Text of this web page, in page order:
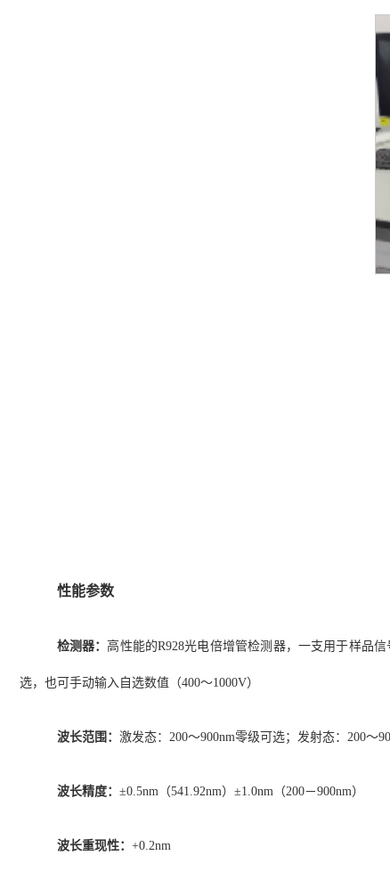
性能参数
检测器：高性能的R928光电倍增管检测器，一支用于样品
选，也可手动输入自选数值（400～1000V）
波长范围： 激发态：200～900nm零级可选；发射态：200～
波长精度： ±0.5nm（541.92nm）±1.0nm（200－900nm）
波长重现性： +0.2nm